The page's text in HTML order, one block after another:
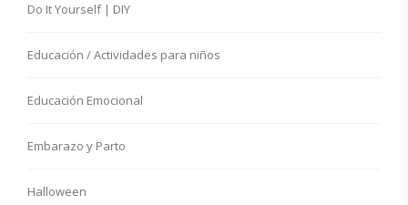
Do It Yourself | DIY
Educación / Actividades para niños
Educación Emocional
Embarazo y Parto
Halloween